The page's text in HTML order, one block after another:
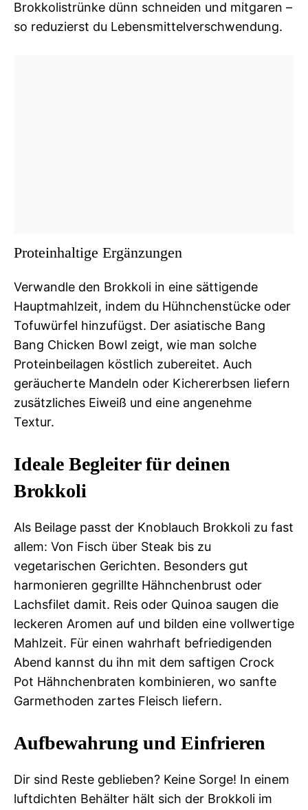
Brokkolistrünke dünn schneiden und mitgaren –
so reduzierst du Lebensmittelverschwendung.
Proteinhaltige Ergänzungen
Verwandle den Brokkoli in eine sättigende
Hauptmahlzeit, indem du Hühnchenstücke oder
Tofuwürfel hinzufügst. Der asiatische Bang
Bang Chicken Bowl zeigt, wie man solche
Proteinbeilagen köstlich zubereitet. Auch
geräucherte Mandeln oder Kichererbsen liefern
zusätzliches Eiweiß und eine angenehme
Textur.
Ideale Begleiter für deinen
Brokkoli
Als Beilage passt der Knoblauch Brokkoli zu fast
allem: Von Fisch über Steak bis zu
vegetarischen Gerichten. Besonders gut
harmonieren gegrillte Hähnchenbrust oder
Lachsfilet damit. Reis oder Quinoa saugen die
leckeren Aromen auf und bilden eine vollwertige
Mahlzeit. Für einen wahrhaft befriedigenden
Abend kannst du ihn mit dem saftigen Crock
Pot Hähnchenbraten kombinieren, wo sanfte
Garmethoden zartes Fleisch liefern.
Aufbewahrung und Einfrieren
Dir sind Reste geblieben? Keine Sorge! In einem
luftdichten Behälter hält sich der Brokkoli im